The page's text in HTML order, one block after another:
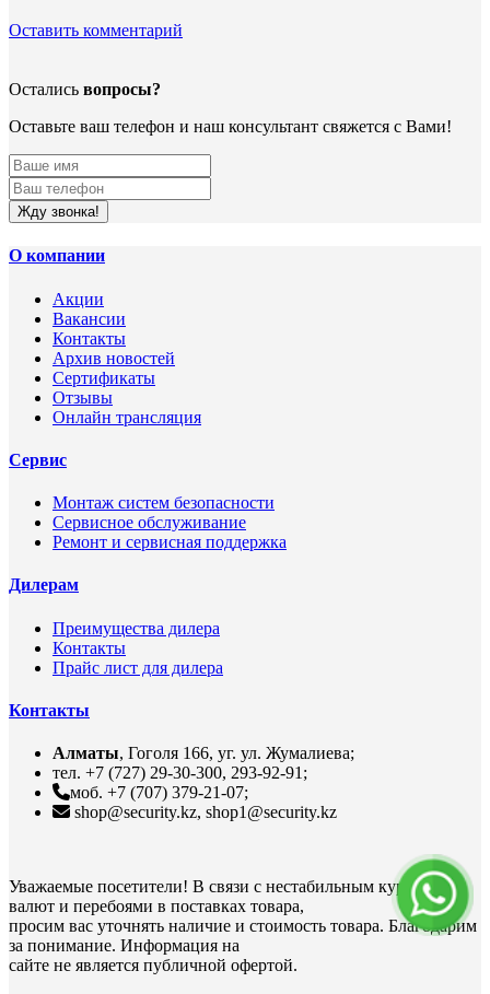
Оставить комментарий
Остались вопросы?
Оставьте ваш телефон и наш консультант свяжется с Вами!
Жду звонка!
О компании
Акции
Вакансии
Контакты
Архив новостей
Сертификаты
Отзывы
Онлайн трансляция
Сервис
Монтаж систем безопасности
Сервисное обслуживание
Ремонт и сервисная поддержка
Дилерам
Преимущества дилера
Контакты
Прайс лист для дилера
Контакты
Алматы, Гоголя 166, уг. ул. Жумалиева;
тел. +7 (727) 29-30-300, 293-92-91;
моб. +7 (707) 379-21-07;
shop@security.kz, shop1@security.kz
Уважаемые посетители! В связи с нестабильным курсом
валют и перебоями в поставках товара,
просим вас уточнять наличие и стоимость товара. Благодарим
за понимание. Информация на
сайте не является публичной офертой.